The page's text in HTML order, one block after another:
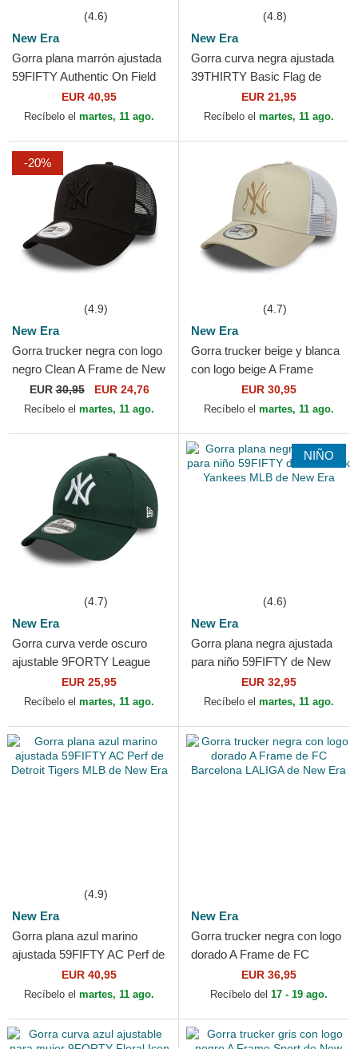
(4.6)
New Era
Gorra plana marrón ajustada
59FIFTY Authentic On Field
de San Diego Padres MLB
de New Era
EUR 40,95
Recíbelo el martes, 11 ago.
(4.8)
New Era
Gorra curva negra ajustada
39THIRTY Basic Flag de
EUR 21,95
Recíbelo el martes, 11 ago.
-20%
(4.9)
New Era
Gorra trucker negra con logo
negro Clean A Frame de New
York Yankees MLB de New
Era
EUR30,95 EUR 24,76
Recíbelo el martes, 11 ago.
(4.7)
New Era
Gorra trucker beige y blanca
con logo beige A Frame
League Essential de New
York Yankees MLB de...
EUR 30,95
Recíbelo el martes, 11 ago.
(4.7)
New Era
Gorra curva verde oscuro
ajustable 9FORTY League
Essential de New York
Yankees MLB de New Era
EUR 25,95
Recíbelo el martes, 11 ago.
NIÑO
(4.6)
New Era
Gorra plana negra ajustada
para niño 59FIFTY de New
York Yankees MLB de New
Era
EUR 32,95
Recíbelo el martes, 11 ago.
(4.9)
New Era
Gorra plana azul marino
ajustada 59FIFTY AC Perf de
Detroit Tigers MLB de New
Era
EUR 40,95
Recíbelo el martes, 11 ago.
New Era
Gorra trucker negra con logo
dorado A Frame de FC
Barcelona LALIGA de New
EUR 36,95
Recíbelo del 17 - 19 ago.